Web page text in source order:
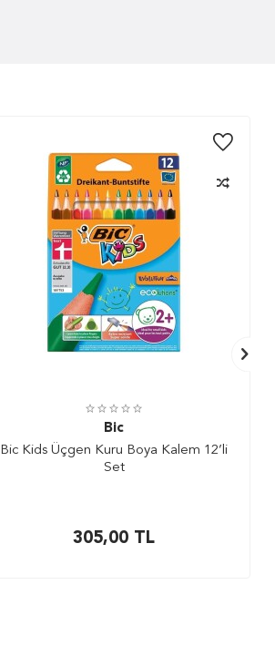
Bic
Bic Kids Üçgen Kuru Boya Kalem 12’li
Set
305,00 TL